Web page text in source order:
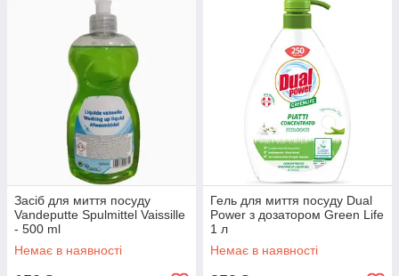
Засіб для миття посуду
Vandeputte Spulmittel Vaissille
- 500 ml
Немає в наявності
Гель для миття посуду Dual
Power з дозатором Green Life
1 л
Немає в наявності